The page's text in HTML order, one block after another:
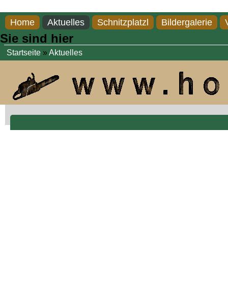
Home Aktuelles Schnitzplatzl Bildergalerie
Sie sind hier
Startseite» Aktuelles